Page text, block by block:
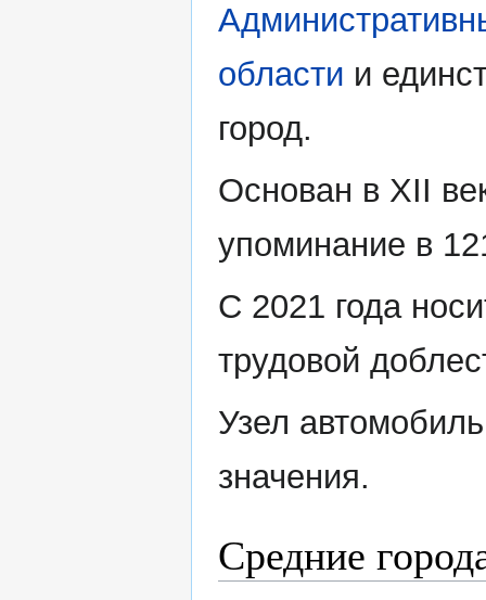
области и
город.
Основан в XII
упоминание в
С 2021 года
трудовой
Узел
значения.
Средние